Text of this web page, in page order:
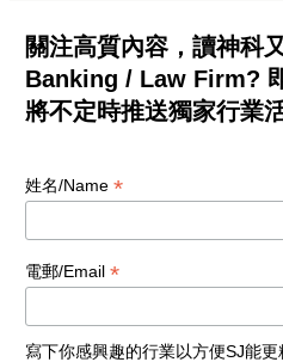
關注高質內容，讀神科
Banking / Law Firm?
將不定時推送獨家行業
姓名/Name *
電郵/Email *
寫下你感興趣的行業以方便SJ能